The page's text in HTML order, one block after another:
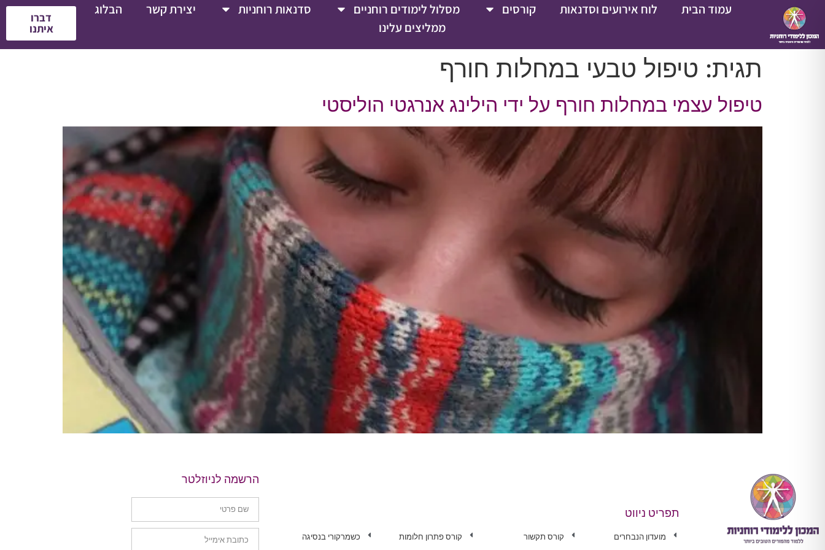
עמוד הבית לוח אירועים וסדנאות קורסים מסלול לימודים רוחניים סדנאות רוחניות יצירת קשר
הבלוג
ממליצים עלינו
דברו
איתנו
תגית: טיפול טבעי במחלות חורף
טיפול עצמי במחלות חורף על ידי הילינג אנרגטי הוליסטי
תפריט ניווט
מועדון הנבחרים קורס תקשור קורס פתרון חלומות כשמרקורי בנסיגה
הרשמה לניוזלטר